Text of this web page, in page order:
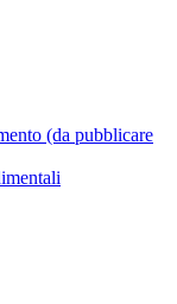
(da pubblicare